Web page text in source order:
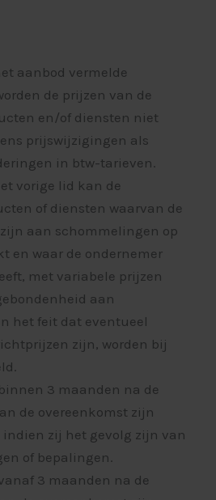
aanbod vermelde
de prijzen van de
en/of diensten niet
prijswijzigingen als
in btw-tarieven.
vorige lid kan de
of diensten waarvan de
aan schommelingen op
en waar de ondernemer
met variabele prijzen
aan
het feit dat eventueel
zijn, worden bij
3 maanden na de
de overeenkomst zijn
zij het gevolg zijn van
of bepalingen.
3 maanden na de